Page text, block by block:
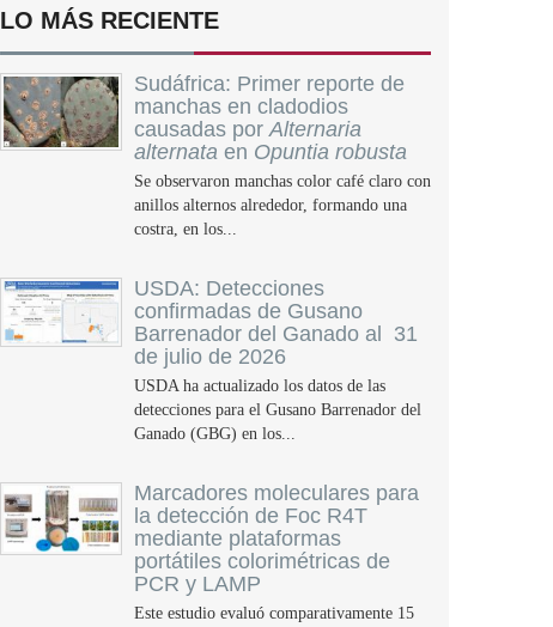
LO MÁS RECIENTE
Sudáfrica: Primer reporte de
manchas en cladodios
causadas porAlternaria
alternata en Opuntia robusta
Se observaron manchas color café claro con
anillos alternos alrededor, formando una
costra, en los...
USDA: Detecciones
confirmadas de Gusano
Barrenador del Ganado al 31
de julio de 2026
USDA ha actualizado los datos de las
detecciones para el Gusano Barrenador del
Ganado (GBG) en los...
Marcadores moleculares para
la detección de Foc R4T
mediante plataformas
portátiles colorimétricas de
PCR y LAMP
Este estudio evaluó comparativamente 15